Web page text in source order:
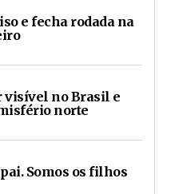
e fecha rodada na
visível no Brasil e
norte
Somos os filhos